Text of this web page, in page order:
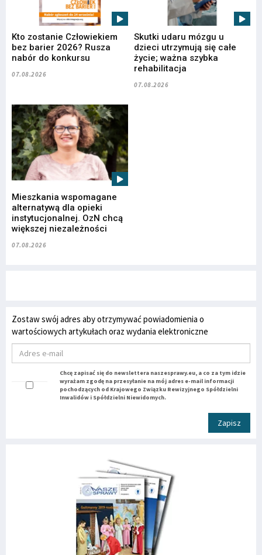
Kto zostanie Człowiekiem
bez barier 2026? Rusza
nabór do konkursu
07.08.2026
Skutki udaru mózgu u
dzieci utrzymują się całe
życie; ważna szybka
rehabilitacja
07.08.2026
Mieszkania wspomagane
alternatywą dla opieki
instytucjonalnej. OzN chcą
większej niezależności
07.08.2026
Zostaw swój adres aby otrzymywać powiadomienia o
wartościowych artykułach oraz wydania elektroniczne
Chcę zapisać się do newslettera naszesprawy.eu, a co za tym idzie
wyrażam zgodę na przesyłanie na mój adres e-mail informacji
pochodzących od Krajowego Związku Rewizyjnego Spółdzielni
Inwalidów i Spółdzielni Niewidomych.
Zapisz